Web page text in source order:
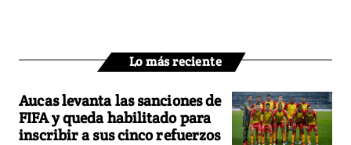
Lo más reciente
Aucas levanta las sanciones de
FIFA y queda habilitado para
inscribir a sus cinco refuerzos